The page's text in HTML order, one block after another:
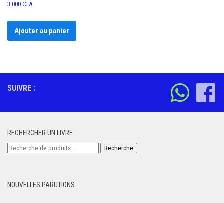
3.000 CFA
Ajouter au panier
SUIVRE :
RECHERCHER UN LIVRE
Recherche
Recherche
NOUVELLES PARUTIONS